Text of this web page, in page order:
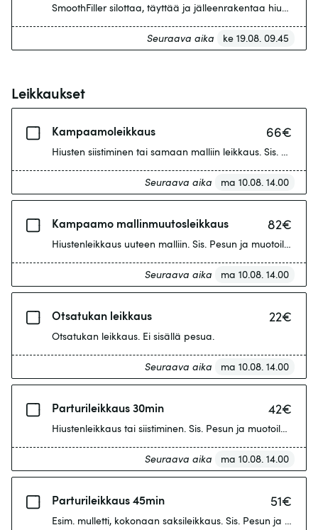
SmoothFiller silottaa, täyttää ja jälleenrakentaa hiusta.
Seuraava aika ke 19.08. 09.45
Leikkaukset
Kampaamoleikkaus 66€
Hiusten siistiminen tai samaan malliin leikkaus. Sis. Pesun
Seuraava aika ma 10.08. 14.00
Kampaamo mallinmuutosleikkaus 82€
Hiustenleikkaus uuteen malliin. Sis. Pesun ja muotoilun.
Seuraava aika ma 10.08. 14.00
Otsatukan leikkaus 22€
Otsatukan leikkaus. Ei sisällä pesua.
Seuraava aika ma 10.08. 14.00
Parturileikkaus 30min 42€
Hiustenleikkaus tai siistiminen. Sis. Pesun ja muotoilun.
Seuraava aika ma 10.08. 14.00
Parturileikkaus 45min 51€
Esim. mulletti, kokonaan saksileikkaus. Sis. Pesun ja